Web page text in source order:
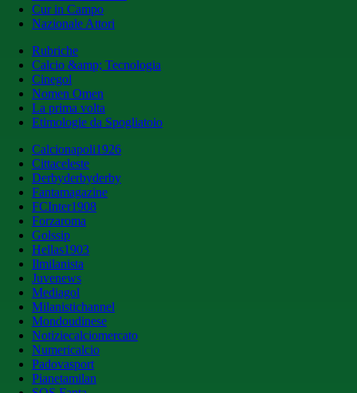
Cur in Campo
Nazionale Attori
Rubriche
Calcio &amp; Tecnologia
Cinegol
Nomen Omen
La prima volta
Etimologie da Spogliatoio
Calcionapoli1926
Cittaceleste
Derbyderbyderby
Fantamagazine
FCInter1908
Forzaroma
Golssip
Hellas1903
Ilmilanista
Juvenews
Mediagol
Milanistichannel
Mondoudinese
Notiziecalciomercato
Numericalcio
Padovasport
Pianetamilan